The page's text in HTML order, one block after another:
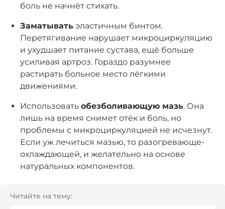
боль не начнёт стихать.
Заматывать эластичным бинтом.
Перетягивание нарушает микроциркуляцию
и ухудшает питание сустава, ещё больше
усиливая артроз. Гораздо разумнее
растирать больное место лёгкими
движениями.
Использовать обезболивающую мазь. Она
лишь на время снимет отёк и боль, но
проблемы с микроциркуляцией не исчезнут.
Если уж лечиться мазью, то разогревающе-
охлаждающей, и желательно на основе
натуральных компонентов.
Читайте на тему: